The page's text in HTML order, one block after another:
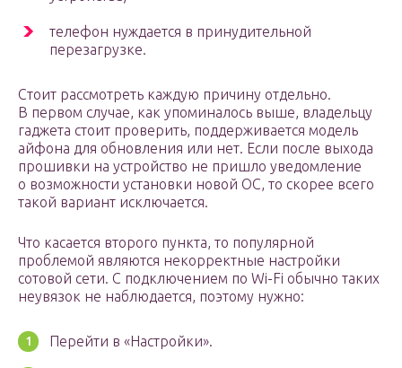
телефон нуждается в принудительной
перезагрузке.
Стоит рассмотреть каждую причину отдельно.
В первом случае, как упоминалось выше, владельцу
гаджета стоит проверить, поддерживается модель
айфона для обновления или нет. Если после выхода
прошивки на устройство не пришло уведомление
о возможности установки новой ОС, то скорее всего
такой вариант исключается.
Что касается второго пункта, то популярной
проблемой являются некорректные настройки
сотовой сети. С подключением по Wi-Fi обычно таких
неувязок не наблюдается, поэтому нужно:
Перейти в «Настройки».